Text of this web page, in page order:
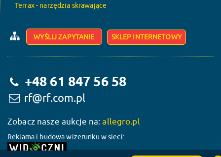
Terrax - narzędzia skrawające
WYŚLIJ ZAPYTANIE SKLEP INTERNETOWY
+48 61 847 56 58
rf@rf.com.pl
Zobacz nasze aukcje na:allegro.pl
Reklama i budowa wizerunku w sieci: